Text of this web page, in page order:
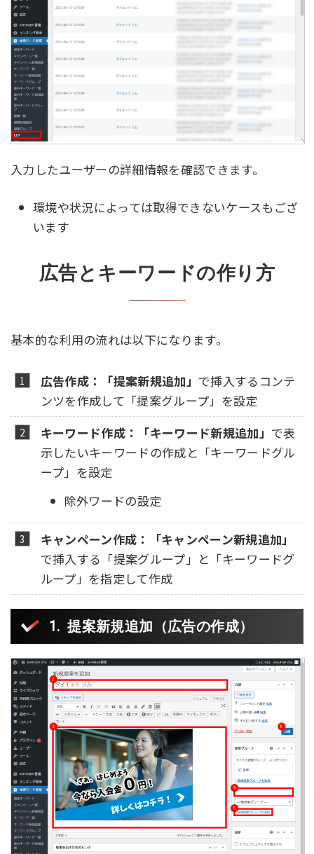
入力したユーザーの詳細情報を確認できます。
環境や状況によっては取得できないケースもござ
います
広告とキーワードの作り方
基本的な利用の流れは以下になります。
広告作成： 「提案新規追加」 で挿入するコンテ
ンツを作成して「提案グループ」を設定
キーワード作成：
「キーワード新規追加」 で表
示したいキーワードの作成と「キーワードグル
ープ」を設定
除外ワードの設定
キャンペーン作成：
「キャンペーン新規追加」
で挿入する「提案グループ」と「キーワードグ
ループ」を指定して作成
提案新規追加 （広告の作成）